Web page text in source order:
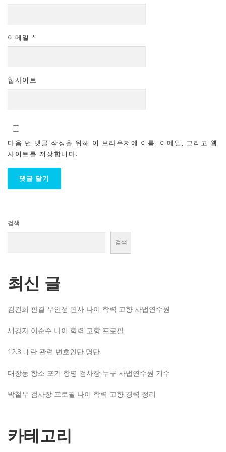
이메일 *
웹사이트
다음 번 댓글 작성을 위해 이 브라우저에 이름, 이메일, 그리고 웹
사이트를 저장합니다.
검색
검색
최신 글
김건희 판결 우인성 판사 나이 학력 고향 사법연수원
새강자 이준수 나이 학력 고향 프로필
12.3 내란 관련 변호인단 명단
대장동 항소 포기 항명 검사장 누구 사법연수원 기수
박철우 검사장 프로필 나이 학력 고향 경력 정리
카테고리